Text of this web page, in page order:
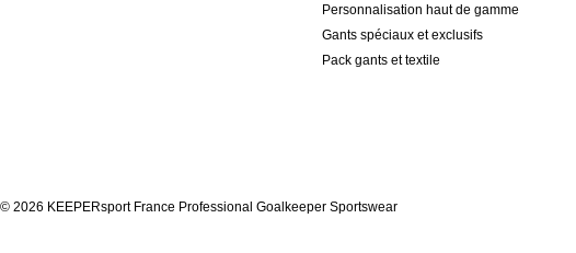
Personnalisation haut de gamme
Gants spéciaux et exclusifs
Pack gants et textile
© 2026 KEEPERsport France Professional Goalkeeper Sportswear